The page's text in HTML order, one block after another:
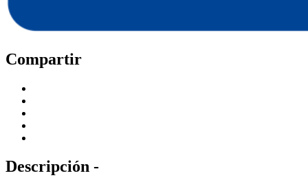
Compartir
Descripción -